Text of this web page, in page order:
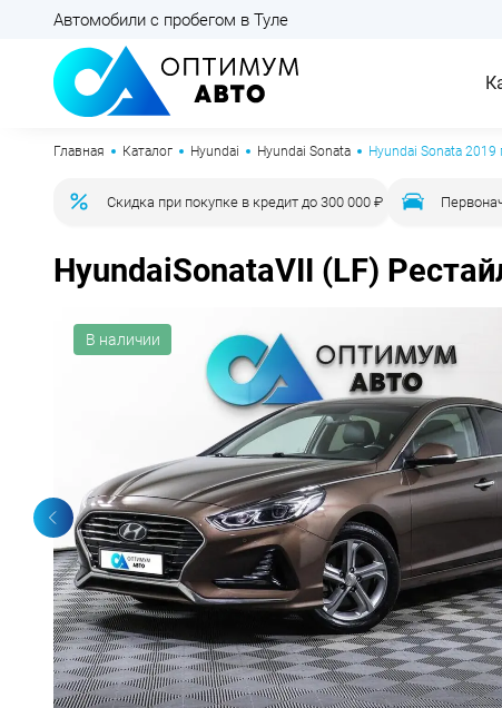
Автомобили с пробегом в Туле
Главная Каталог Hyundai Hyundai Sonata Hyundai Sonata 2019
Скидка при покупке в кредит до 300 000 ₽
HyundaiSonataVII (LF)
В наличии